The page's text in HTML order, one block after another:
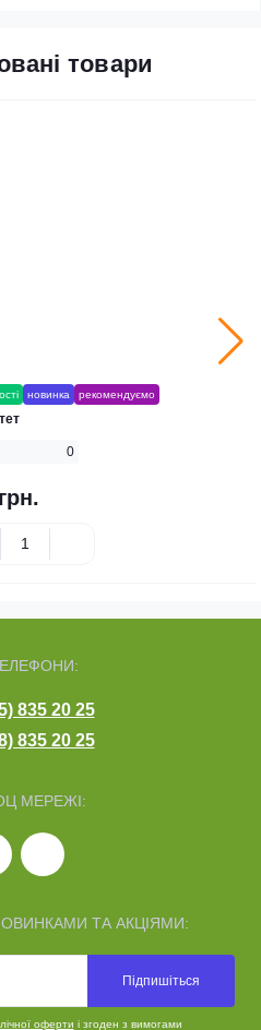
товари
835 20 25
835 20 25
МЕРЕЖІ:
ТА АКЦІЯМИ:
Підпишіться
оферти і згоден з вимогами